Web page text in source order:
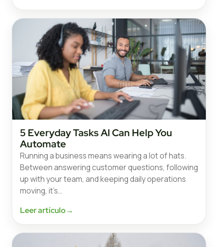
5 Everyday Tasks AI Can Help You
Automate
Running a business means wearing a lot of hats.
Between answering customer questions, following
up with your team, and keeping daily operations
moving, it’s…
Leer artículo→